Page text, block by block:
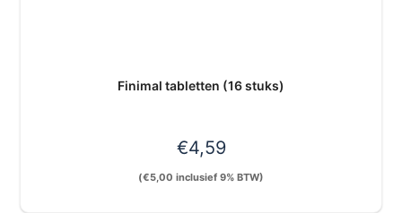
Finimal tabletten (16 stuks)
€4,59
(€5,00 inclusief 9% BTW)